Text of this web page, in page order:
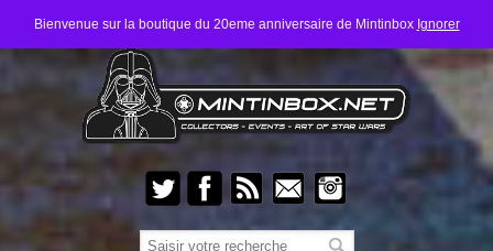
Bienvenue sur la boutique du 20eme anniversaire de Mintinbox Ignorer